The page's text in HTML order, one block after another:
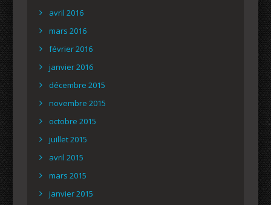
avril 2016
mars 2016
février 2016
janvier 2016
décembre 2015
novembre 2015
octobre 2015
juillet 2015
avril 2015
mars 2015
janvier 2015